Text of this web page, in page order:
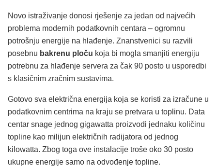
Novo istraživanje donosi rješenje za jedan od najvećih
problema modernih podatkovnih centara – ogromnu
potrošnju energije na hlađenje. Znanstvenici su razvili
posebnu bakrenu ploču koja bi mogla smanjiti energiju
potrebnu za hlađenje servera za čak 90 posto u usporedbi
s klasičnim zračnim sustavima.
Gotovo sva električna energija koja se koristi za izračune u
podatkovnim centrima na kraju se pretvara u toplinu. Data
centar snage jednog gigawatta proizvodi jednaku količinu
topline kao milijun električnih radijatora od jednog
kilowatta. Zbog toga ove instalacije troše oko 30 posto
ukupne energije samo na odvođenje topline.